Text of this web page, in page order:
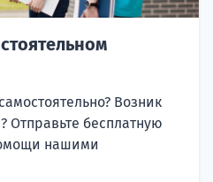
Возник
Отправьте бесплатную
нашими